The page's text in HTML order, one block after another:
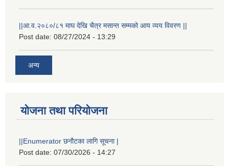
||आ.व.२०८०/८१ माघ देखि चैत्र मसान्त सम्मको आय व्यय विवरण ||
Post date: 08/27/2024 - 13:29
अन्य
योजना तथा परियोजना
||Enumerator छनौटका लागि सूचना |
Post date: 07/30/2026 - 14:27